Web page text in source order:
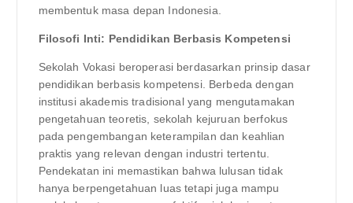
membentuk masa depan Indonesia.
Filosofi Inti: Pendidikan Berbasis Kompetensi
Sekolah Vokasi beroperasi berdasarkan prinsip dasar
pendidikan berbasis kompetensi. Berbeda dengan
institusi akademis tradisional yang mengutamakan
pengetahuan teoretis, sekolah kejuruan berfokus
pada pengembangan keterampilan dan keahlian
praktis yang relevan dengan industri tertentu.
Pendekatan ini memastikan bahwa lulusan tidak
hanya berpengetahuan luas tetapi juga mampu